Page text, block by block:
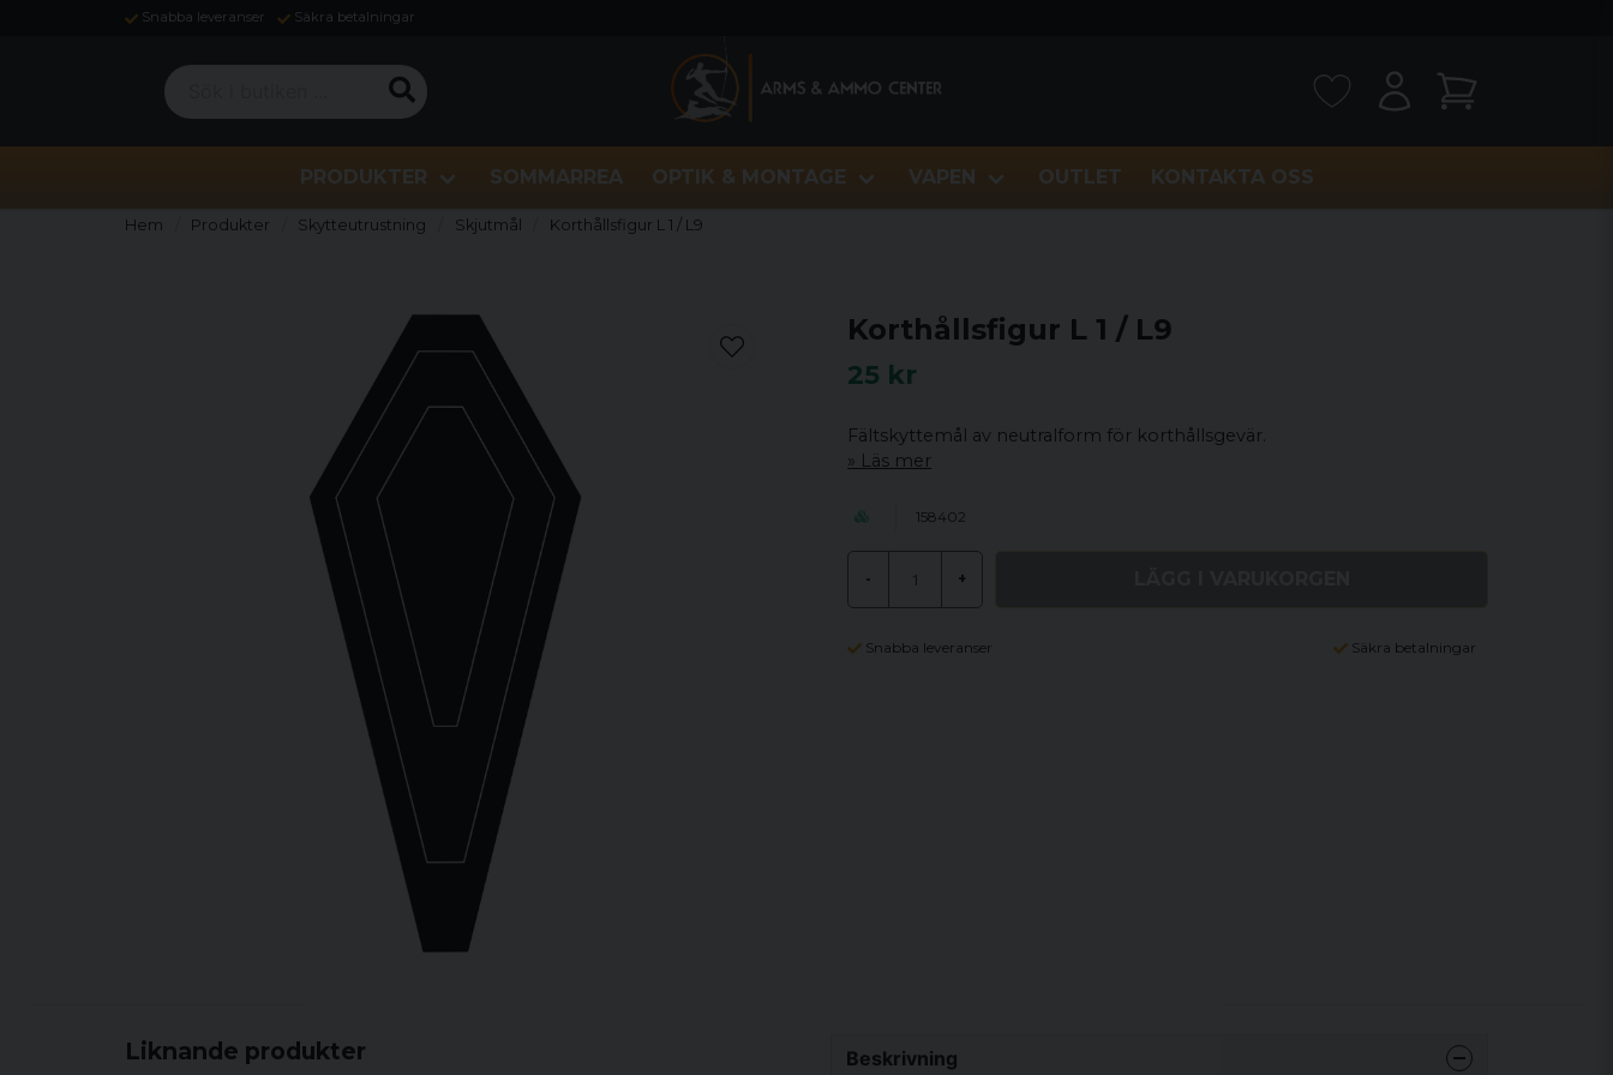
Snabba leveranser Säkra betalningar
Sök i butiken ...
PRODUKTER SOMMARREA OPTIK & MONTAGE VAPEN OUTLET KONTAKTA OSS
Hem Produkter Skytteutrustning Skjutmål Korthållsfigur L 1 / L9
Korthållsfigur L 1 / L9
25 kr
Fältskyttemål av neutralform för korthållsgevär.
Läs mer
158402
- +
Snabba leveranser Säkra betalningar
Liknande produkter Beskrivning